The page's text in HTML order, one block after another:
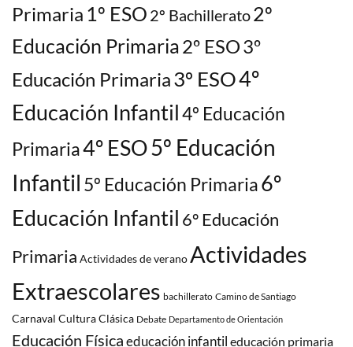
Primaria 1º ESO 2º Bachillerato2º
Educación Primaria2º ESO3º
Educación Primaria3º ESO4º
Educación Infantil4º Educación
Primaria4º ESO5º Educación
Infantil 5º Educación Primaria6º
Educación Infantil 6º Educación
Primaria Actividades de verano Actividades
Extraescolares bachillerato Camino de Santiago
Carnaval Cultura Clásica Debate Departamento de Orientación
Educación Físicaeducación infantil educación primaria